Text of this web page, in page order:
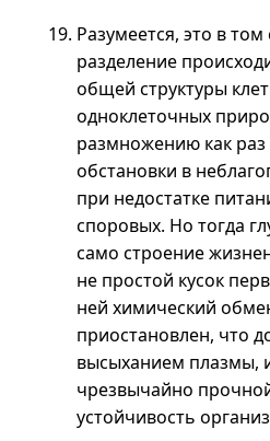
Разумеется, это в том
разделение
общей структуры
одноклеточных
размножению как
обстановки в
при недостатке
споровых. Но тогда
само строение
не простой кусок
ней химический
приостановлен, что
высыханием плазмы,
чрезвычайно
устойчивость